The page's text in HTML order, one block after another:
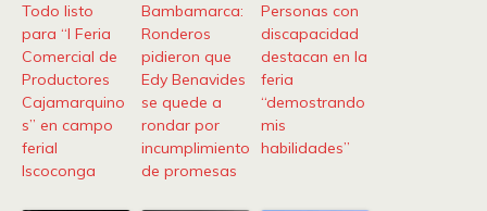
Todo listo
para “I Feria
Comercial de
Productores
Cajamarquino
s” en campo
ferial
Iscoconga
Bambamarca:
Ronderos
pidieron que
Edy Benavides
se quede a
rondar por
incumplimiento
de promesas
Personas con
discapacidad
destacan en la
feria
“demostrando
mis
habilidades”